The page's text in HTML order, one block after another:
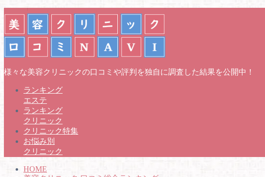
様々な美容クリニックの口コミや評判を独自に調査した結果を公開中！
ランキング
エステ
ランキング
クリニック
クリニック特集
お悩み別
クリニック
HOME